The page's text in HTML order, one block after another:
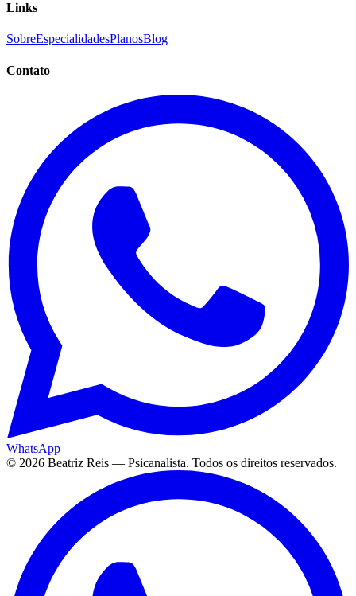
Links
SobreEspecialidadesPlanosBlog
Contato
WhatsApp
© 2026 Beatriz Reis — Psicanalista. Todos os direitos reservados.